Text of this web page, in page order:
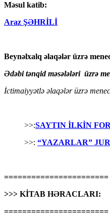
Məsul katib:
Araz ŞƏHRİLİ
Beynəlxalq əlaqələr üzrə
Ədəbi tənqid məsələləri üzrə
İctimaiyyətlə əlaqələr üzrə
>>:SAYTIN İLKİN
>>: “YAZARLAR”
=======================
>>> KİTAB HƏRACLARI:
=======================